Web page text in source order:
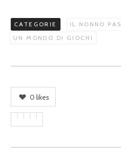
CATEGORIE
IL NONNO
UN MONDO DI GIOCHI
0 likes